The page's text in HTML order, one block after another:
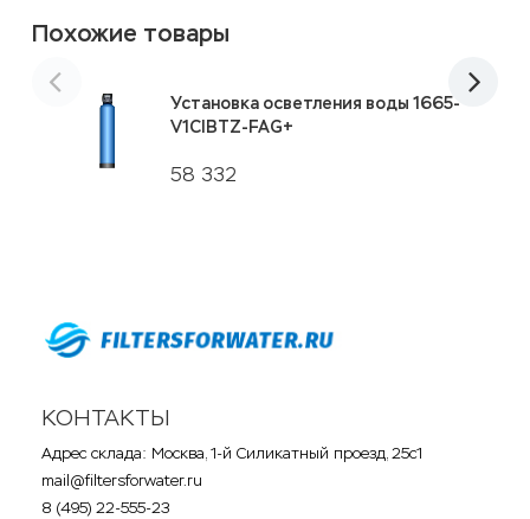
Похожие товары
58 332
Установка осветления воды 1665-
V1CIBTZ-FAG+
КОНТАКТЫ
Адрес склада: Москва, 1-й Силикатный проезд, 25с1
mail@filtersforwater.ru
8 (495) 22-555-23